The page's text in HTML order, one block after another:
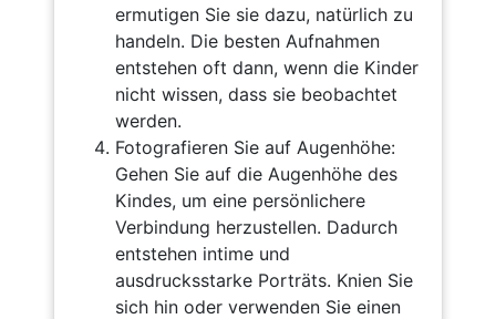
ermutigen Sie sie dazu, natürlich zu
handeln. Die besten Aufnahmen
entstehen oft dann, wenn die Kinder
nicht wissen, dass sie beobachtet
werden.
Fotografieren Sie auf Augenhöhe:
Gehen Sie auf die Augenhöhe des
Kindes, um eine persönlichere
Verbindung herzustellen. Dadurch
entstehen intime und
ausdrucksstarke Porträts. Knien Sie
sich hin oder verwenden Sie einen